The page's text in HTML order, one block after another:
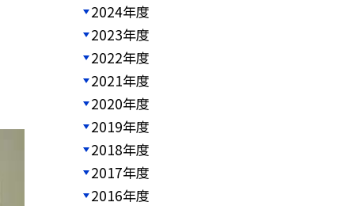
2024年度
2023年度
2022年度
2021年度
2020年度
2019年度
2018年度
2017年度
2016年度